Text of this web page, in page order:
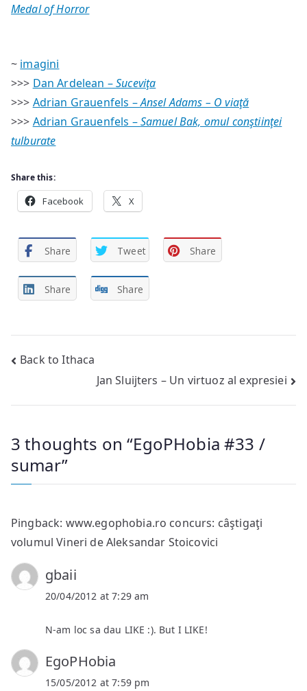
Medal of Horror
~ imagini
>>> Dan Ardelean –Suceviţa
>>> Adrian Grauenfels –Ansel Adams – O viaţă
>>> Adrian Grauenfels –Samuel Bak, omul conştiinţei
tulburate
Share this:
Facebook X
Share Tweet Share
Share Share
Post
navigation
Back to Ithaca
Jan Sluijters – Un virtuoz al expresiei
3 thoughts on “EgoPHobia #33 /
sumar”
Pingback: www.egophobia.ro concurs: câştigaţi
volumul Vineri de Aleksandar Stoicovici
gbaii
20/04/2012 at 7:29 am
N-am loc sa dau LIKE :). But I LIKE!
EgoPHobia
15/05/2012 at 7:59 pm